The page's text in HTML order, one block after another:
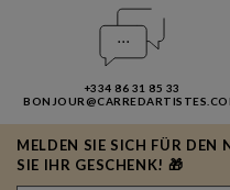
+334 86 31 85 33
MELDEN SIE SICH FÜR DEN
SIE IHR GESCHENK! 🎁